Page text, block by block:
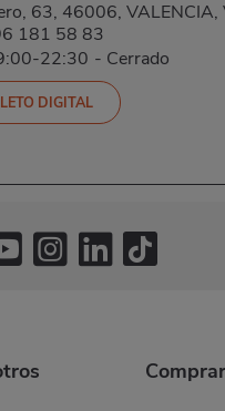
63, 46006, VALENCIA,
181 58 83
22:30 - Cerrado
DIGITAL
Comprar